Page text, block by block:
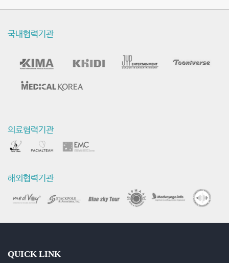
국내협력기관
의료협력기관
해외협력기관
QUICK LINK